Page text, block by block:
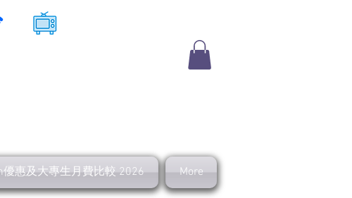
優惠及大專生月費比較 2026 More